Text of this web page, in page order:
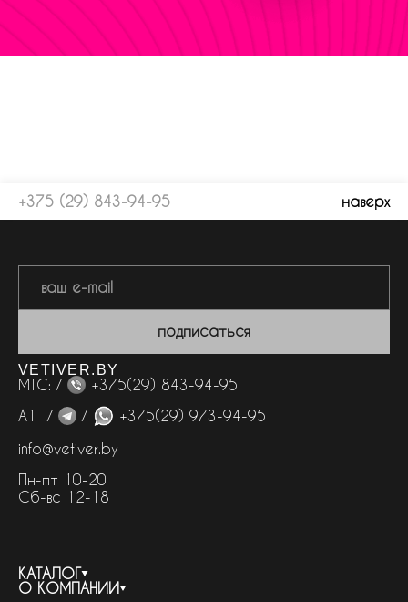
+375 (29) 843-94-95 наверх
подписаться
VETIVER.BY
МТС: /
+375(29) 843-94-95
А1 /
/
+375(29) 973-94-95
info@vetiver.by
Пн-пт 10-20
Сб-вс 12-18
КАТАЛОГ
О КОМПАНИИ